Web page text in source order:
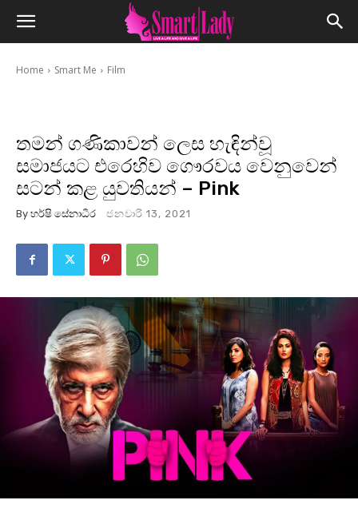
Home Smart Me Film
තමන් ගණිකාවන් ලෙස හැඳින්වූ
සමාජයට එරෙහිව ගෞරවය වෙනුවෙන්
සටන් කළ යුවතියන් – Pink
By හර්ෂි සේනාධීර ජනවාරි 13, 2021